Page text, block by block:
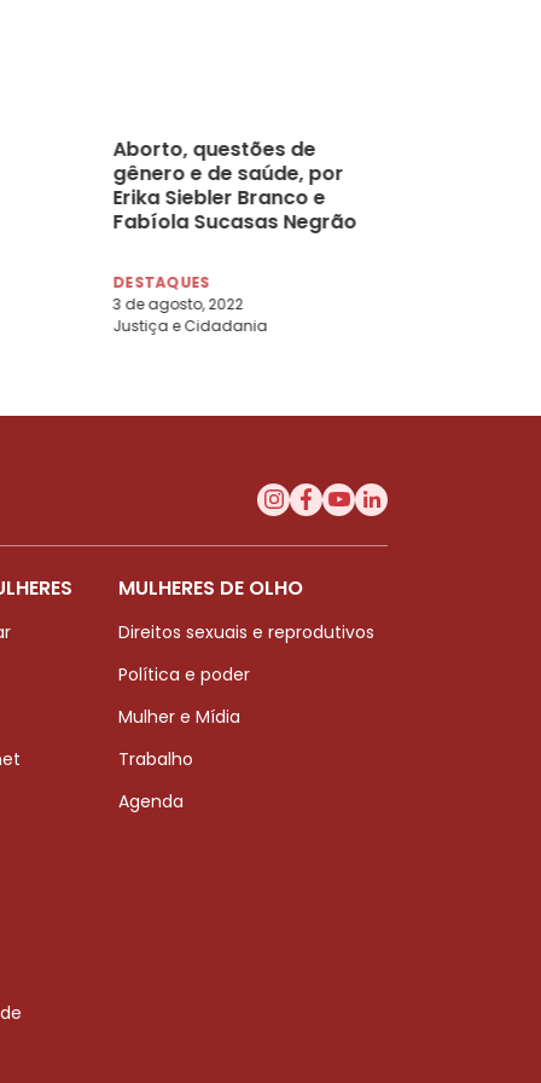
Aborto, questões de
gênero e de saúde, por
Erika Siebler Branco e
Fabíola Sucasas Negrão
DESTAQUES
3 de agosto, 2022
Justiça e Cidadania
MULHERES DE OLHO
Direitos sexuais e reprodutivos
Política e poder
Mulher e Mídia
Trabalho
Agenda